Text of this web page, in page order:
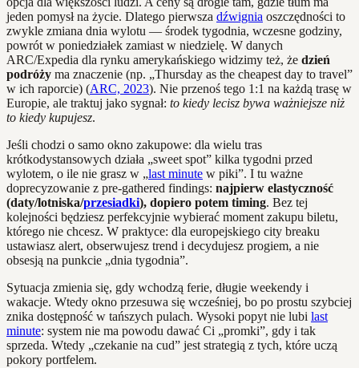
jeden pomysł na życie. Dlatego pierwsza dźwignia oszczędności to
zwykle zmiana dnia wylotu — środek tygodnia, wczesne godziny,
powrót w poniedziałek zamiast w niedzielę. W danych
ARC/Expedia dla rynku amerykańskiego widzimy też, że dzień
podróży ma znaczenie (np. „Thursday as the cheapest day to travel”
w ich raporcie) (ARC, 2023). Nie przenoś tego 1:1 na każdą trasę w
Europie, ale traktuj jako sygnał: to kiedy lecisz bywa ważniejsze niż
to kiedy kupujesz.
Jeśli chodzi o samo okno zakupowe: dla wielu tras
krótkodystansowych działa „sweet spot” kilka tygodni przed
wylotem, o ile nie grasz w „last minute w piki”. I tu ważne
doprecyzowanie z pre-gathered findings: najpierw elastyczność
(daty/lotniska/przesiadki), dopiero potem timing. Bez tej
kolejności będziesz perfekcyjnie wybierać moment zakupu biletu,
którego nie chcesz. W praktyce: dla europejskiego city breaku
ustawiasz alert, obserwujesz trend i decydujesz progiem, a nie
obsesją na punkcie „dnia tygodnia”.
Sytuacja zmienia się, gdy wchodzą ferie, długie weekendy i
wakacje. Wtedy okno przesuwa się wcześniej, bo po prostu szybciej
znika dostępność w tańszych pulach. Wysoki popyt nie lubi last
minute: system nie ma powodu dawać Ci „promki”, gdy i tak
sprzeda. Wtedy „czekanie na cud” jest strategią z tych, które uczą
pokory portfelem.